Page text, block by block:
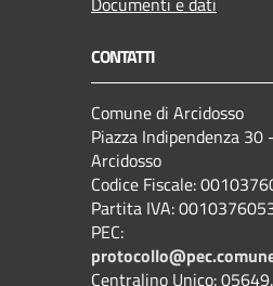
CONTATTI
Comune di Arcidosso
Piazza Indipendenza
Arcidosso
Codice Fiscale:
Partita IVA:
PEC:
Centralino Unico: